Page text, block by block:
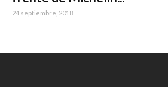
24 septiembre, 2018